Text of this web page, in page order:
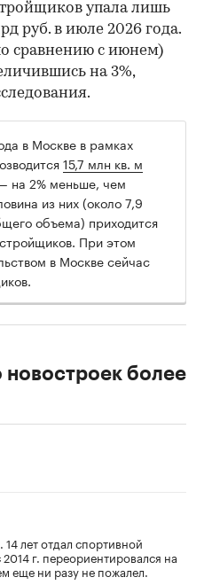
упала лишь
руб. в июле 2026 года.
сравнению с июнем)
на 3%,
в Москве в рамках
15,7 млн кв. м
на 2% меньше, чем
из них (около 7,9
объема) приходится
При этом
в Москве сейчас
новостроек более
лет отдал спортивной
г. переориентировался на
еще ни разу не пожалел.